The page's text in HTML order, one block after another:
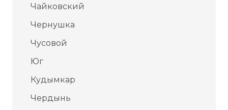
Чайковский
Чернушка
Чусовой
Юг
Кудымкар
Чердынь